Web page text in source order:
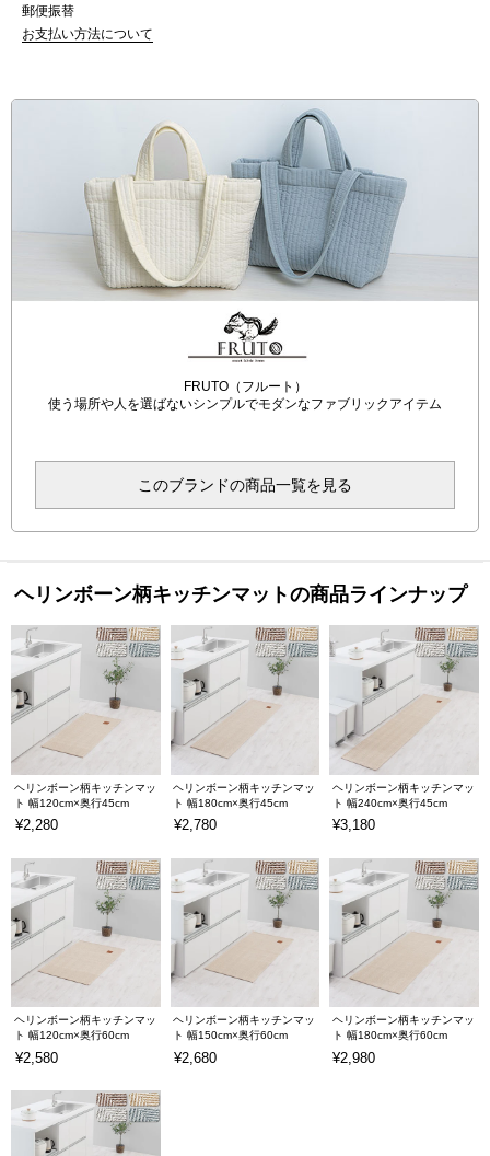
郵便振替
お支払い方法について
FRUTO（フルート）
使う場所や人を選ばないシンプルでモダンなファブリックアイテム
このブランドの商品一覧を見る
ヘリンボーン柄キッチンマットの商品ラインナップ
ヘリンボーン柄キッチンマッ
ト 幅120cm×奥行45cm
¥2,280
ヘリンボーン柄キッチンマッ
ト 幅180cm×奥行45cm
¥2,780
ヘリンボーン柄キッチンマッ
ト 幅240cm×奥行45cm
¥3,180
ヘリンボーン柄キッチンマッ
ト 幅120cm×奥行60cm
¥2,580
ヘリンボーン柄キッチンマッ
ト 幅150cm×奥行60cm
¥2,680
ヘリンボーン柄キッチンマッ
ト 幅180cm×奥行60cm
¥2,980